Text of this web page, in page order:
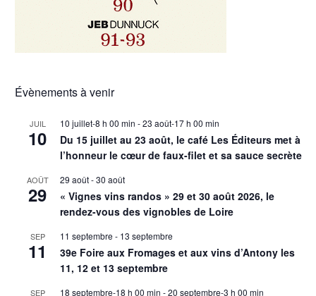
Évènements à venir
JUIL
10
10 juillet-8 h 00 min -23 août-17 h 00 min
Du 15 juillet au 23 août, le café Les Éditeurs met à
l’honneur le cœur de faux-filet et sa sauce secrète
AOÛT
29
29 août-30 août
« Vignes vins randos » 29 et 30 août 2026, le
rendez-vous des vignobles de Loire
SEP
11
11 septembre - 13 septembre
39e Foire aux Fromages et aux vins d’Antony les
11, 12 et 13 septembre
SEP 18 septembre-18 h 00 min -20 septembre-3 h 00 min